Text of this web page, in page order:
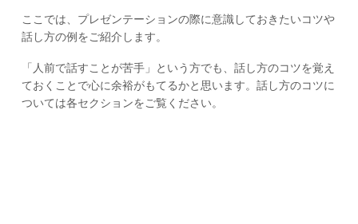
ここでは、プレゼンテーションの際に意識しておきたいコツや
話し方の例をご紹介します。
「人前で話すことが苦手」という方でも、話し方のコツを覚え
ておくことで心に余裕がもてるかと思います。話し方のコツに
ついては各セクションをご覧ください。